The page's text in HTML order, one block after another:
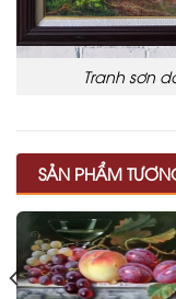
Tranh sơn
SẢN PHẨM